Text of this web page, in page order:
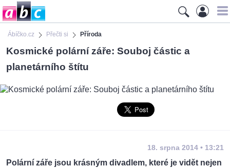
Ábíčko.cz Přečti si Příroda
Kosmické polární záře: Souboj částic a
planetárního štítu
18. srpna 2014 • 13:21
Polární záře jsou krásným divadlem, které je vidět nejen